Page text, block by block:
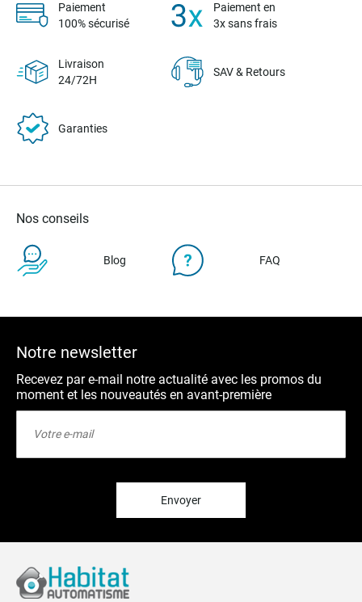
Paiement
100% sécurisé
Paiement en
3x sans frais
Livraison
24/72H
SAV & Retours
Garanties
Nos conseils
Blog FAQ
Notre newsletter
Recevez par e-mail notre actualité avec les promos du
moment et les nouveautés en avant-première
Envoyer